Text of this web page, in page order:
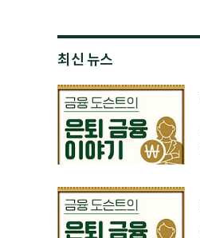
최신 뉴스